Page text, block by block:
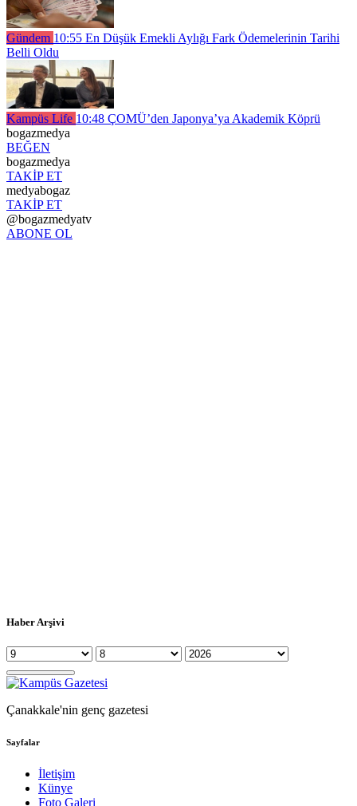
Gündem 10:55 En Düşük Emekli Aylığı Fark Ödemelerinin Tarihi
Belli Oldu
Kampüs Life 10:48 ÇOMÜ’den Japonya’ya Akademik Köprü
bogazmedya
BEĞEN
bogazmedya
TAKİP ET
medyabogaz
TAKİP ET
@bogazmedyatv
ABONE OL
Haber Arşivi
Çanakkale'nin genç gazetesi
Sayfalar
İletişim
Künye
Foto Galeri